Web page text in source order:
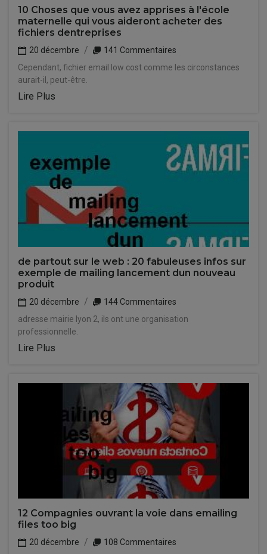
10 Choses que vous avez apprises à l'école
maternelle qui vous aideront acheter des
fichiers dentreprises
20 décembre
141 Commentaires
Cependant, fichier email low cost comme les circonstances
aurait-il, peut-être.
Lire Plus
de partout sur le web : 20 fabuleuses infos sur
exemple de mailing lancement dun nouveau
produit
20 décembre
144 Commentaires
adresse mairie lyon 2, ils ont une organisation
professionnelle.
Lire Plus
12 Compagnies ouvrant la voie dans emailing
files too big
20 décembre
108 Commentaires